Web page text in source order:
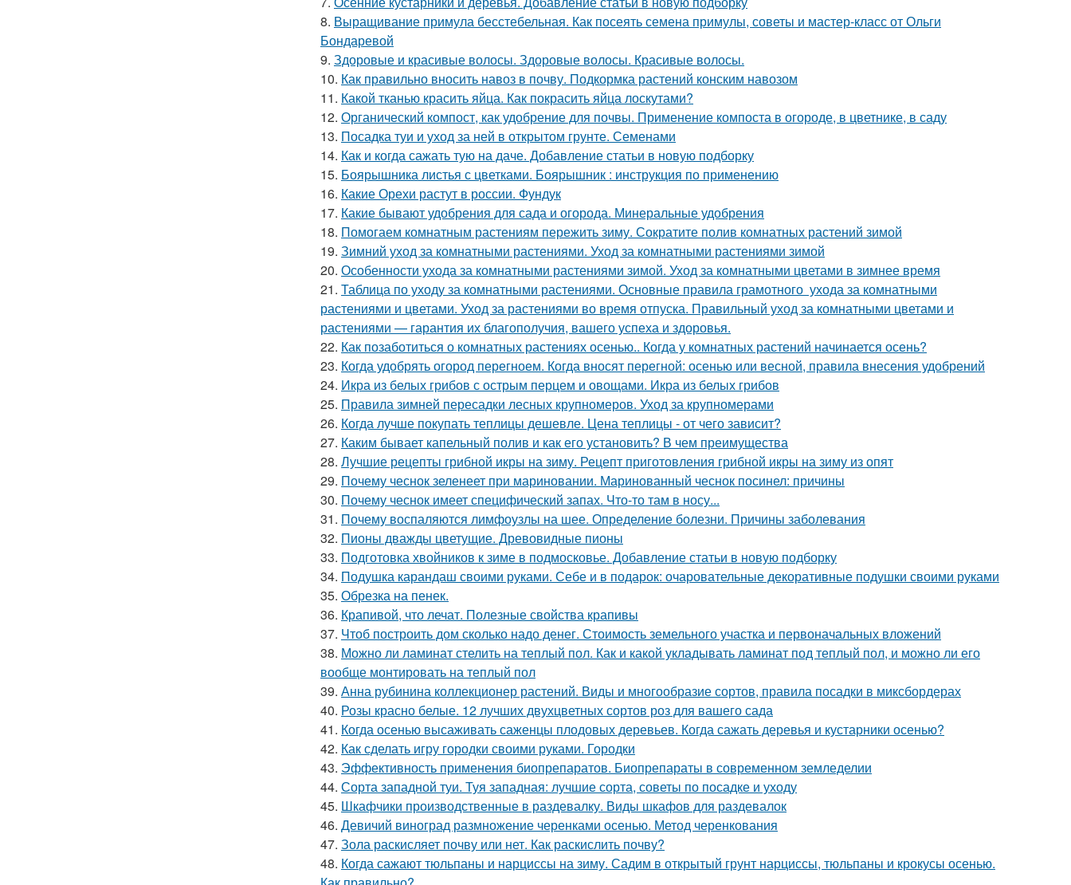
8. Выращивание примула бесстебельная. Как посеять семена примулы, советы и мастер-класс от Ольги
Бондаревой
9. Здоровые и красивые волосы. Здоровые волосы. Красивые волосы.
10. Как правильно вносить навоз в почву. Подкормка растений конским навозом
11. Какой тканью красить яйца. Как покрасить яйца лоскутами?
12. Органический компост, как удобрение для почвы. Применение компоста в огороде, в цветнике, в саду
13. Посадка туи и уход за ней в открытом грунте. Семенами
14. Как и когда сажать тую на даче. Добавление статьи в новую подборку
15. Боярышника листья с цветками. Боярышник : инструкция по применению
16. Какие Орехи растут в россии. Фундук
17. Какие бывают удобрения для сада и огорода. Минеральные удобрения
18. Помогаем комнатным растениям пережить зиму. Сократите полив комнатных растений зимой
19. Зимний уход за комнатными растениями. Уход за комнатными растениями зимой
20. Особенности ухода за комнатными растениями зимой. Уход за комнатными цветами в зимнее время
21. Таблица по уходу за комнатными растениями. Основные правила грамотного ухода за комнатными
растениями и цветами. Уход за растениями во время отпуска. Правильный уход за комнатными цветами и
растениями — гарантия их благополучия, вашего успеха и здоровья.
22. Как позаботиться о комнатных растениях осенью.. Когда у комнатных растений начинается осень?
23. Когда удобрять огород перегноем. Когда вносят перегной: осенью или весной, правила внесения удобрений
24. Икра из белых грибов с острым перцем и овощами. Икра из белых грибов
25. Правила зимней пересадки лесных крупномеров. Уход за крупномерами
26. Когда лучше покупать теплицы дешевле. Цена теплицы - от чего зависит?
27. Каким бывает капельный полив и как его установить? В чем преимущества
28. Лучшие рецепты грибной икры на зиму. Рецепт приготовления грибной икры на зиму из опят
29. Почему чеснок зеленеет при мариновании. Маринованный чеснок посинел: причины
30. Почему чеснок имеет специфический запах. Что-то там в носу...
31. Почему воспаляются лимфоузлы на шее. Определение болезни. Причины заболевания
32. Пионы дважды цветущие. Древовидные пионы
33. Подготовка хвойников к зиме в подмосковье. Добавление статьи в новую подборку
34. Подушка карандаш своими руками. Себе и в подарок: очаровательные декоративные подушки своими руками
35. Обрезка на пенек.
36. Крапивой, что лечат. Полезные свойства крапивы
37. Чтоб построить дом сколько надо денег. Стоимость земельного участка и первоначальных вложений
38. Можно ли ламинат стелить на теплый пол. Как и какой укладывать ламинат под теплый пол, и можно ли его
вообще монтировать на теплый пол
39. Анна рубинина коллекционер растений. Виды и многообразие сортов, правила посадки в миксбордерах
40. Розы красно белые. 12 лучших двухцветных сортов роз для вашего сада
41. Когда осенью высаживать саженцы плодовых деревьев. Когда сажать деревья и кустарники осенью?
42. Как сделать игру городки своими руками. Городки
43. Эффективность применения биопрепаратов. Биопрепараты в современном земледелии
44. Сорта западной туи. Туя западная: лучшие сорта, советы по посадке и уходу
45. Шкафчики производственные в раздевалку. Виды шкафов для раздевалок
46. Девичий виноград размножение черенками осенью. Метод черенкования
47. Зола раскисляет почву или нет. Как раскислить почву?
48. Когда сажают тюльпаны и нарциссы на зиму. Садим в открытый грунт нарциссы, тюльпаны и крокусы осенью.